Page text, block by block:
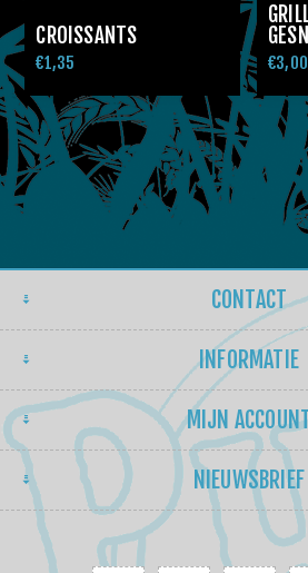
CROISSANTS
€1,35 €3,00
CONTACT
INFORMATIE
MIJN
NIEUWSBRIEF